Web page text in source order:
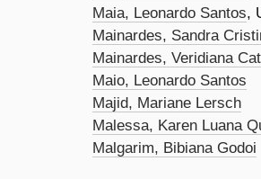
Maia, Leonardo Santos,
Mainardes, Sandra
Mainardes, Veridiana
Maio, Leonardo Santos
Majid, Mariane Lersch
Malessa, Karen Luana
Malgarim, Bibiana Godoi